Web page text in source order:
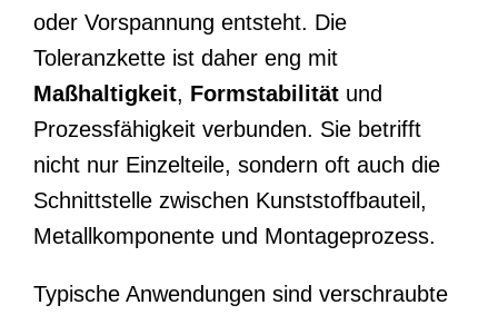
oder Vorspannung entsteht. Die
Toleranzkette ist daher eng mit
Maßhaltigkeit, Formstabilität und
Prozessfähigkeit verbunden. Sie betrifft
nicht nur Einzelteile, sondern oft auch die
Schnittstelle zwischen Kunststoffbauteil,
Metallkomponente und Montageprozess.
Typische Anwendungen sind verschraubte